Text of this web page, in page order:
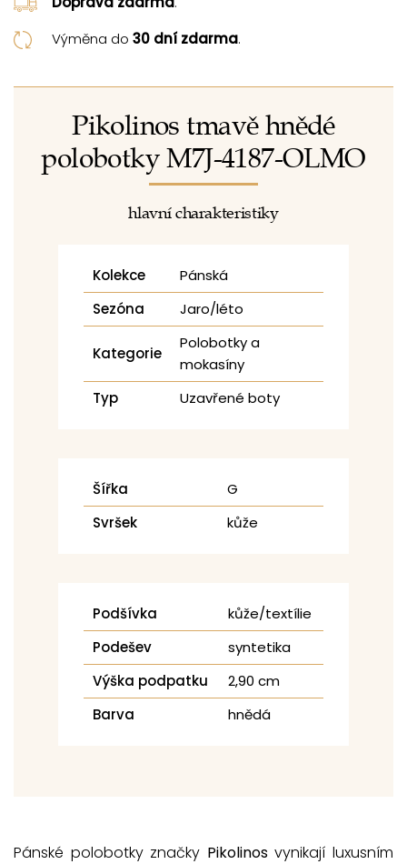
Výměna do 30 dní zdarma.
Pikolinos tmavě hnědé
polobotky M7J-4187-OLMO
hlavní charakteristiky
Kolekce
Pánská
Sezóna
Jaro/léto
Kategorie
Polobotky a
mokasíny
Typ
Uzavřené boty
Šířka
G
Svršek
kůže
Podšívka
kůže/textílie
Podešev
syntetika
Výška podpatku
2,90 cm
Barva
hnědá
Pánské polobotky značky Pikolinosvynikají luxusním